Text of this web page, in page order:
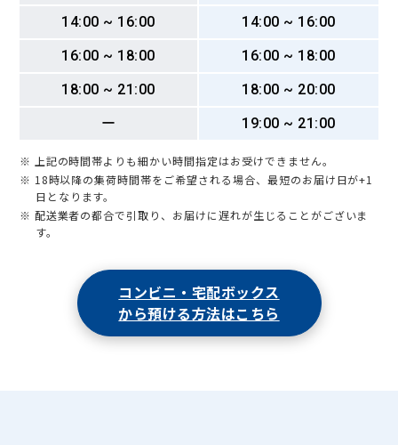
14:00 ~ 16:00
14:00 ~ 16:00
16:00 ~ 18:00
16:00 ~ 18:00
18:00 ~ 21:00
18:00 ~ 20:00
ー
19:00 ~ 21:00
※ 上記の時間帯よりも細かい時間指定はお受けできません。
※ 18時以降の集荷時間帯をご希望される場合、最短のお届け日が+1
日となります。
※ 配送業者の都合で引取り、お届けに遅れが生じることがございま
す。
コンビニ・宅配ボックス
から預ける方法はこちら